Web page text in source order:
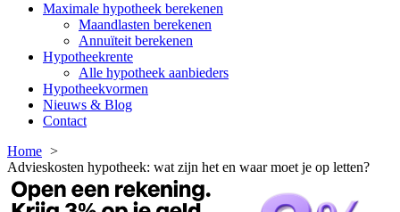
Maximale hypotheek berekenen
Maandlasten berekenen
Annuïteit berekenen
Hypotheekrente
Alle hypotheek aanbieders
Hypotheekvormen
Nieuws & Blog
Contact
Home
Advieskosten hypotheek: wat zijn het en waar moet je op letten?